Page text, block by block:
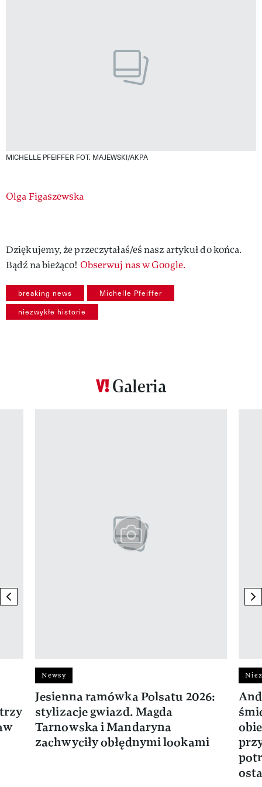
MICHELLE PFEIFFER FOT. MAJEWSKI/AKPA
Authors
Olga Figaszewska
Dziękujemy, że przeczytałaś/eś nasz artykuł do końca.
Bądź na bieżąco! Obserwuj nas w Google.
breaking news Michelle Pfeiffer
niezwykłe historie
Galeria
previous element
Newsy
Jesienna ramówka Polsatu 2026:
stylizacje gwiazd. Magda
Tarnowska i Mandaryna
zachwyciły obłędnymi lookami